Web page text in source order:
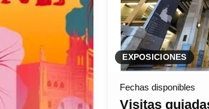
EXPOSICIONES
Fechas disponibles
Visitas